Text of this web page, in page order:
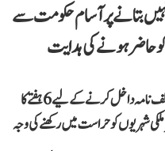
نہیں بتانے پر آسام حکومت سے
حاضر ہونے کی ہدایت
سپریم کورٹ نے 9 دسمبر کو ریاستی حکومت کو حلف نامہ داخل کرنے کے لیے 6 ہفتے کا
اور مٹیا ٹرانزٹ کیمپ میں 270 غیر ملکی شہریوں کو حراست میں رکھنے کی وجہ